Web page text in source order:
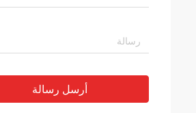
أرسل رسالة